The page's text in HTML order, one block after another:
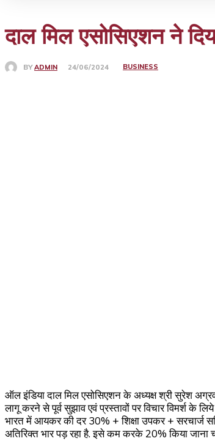
दाल मिल एसोसिएशन ने
BY ADMIN 24/06/2024 BUSINESS
ऑल इंडिया दाल मिल एसोसिएशन के अध्यक्ष श्री सुरेश
लागू करने से पूर्व सुझाव एवं प्रस्तावों पर विचार विमर्श
भारत में आयकर की दर 30% + शिक्षा उपकर + सरचार्ज
अतिरिक्त भार पड़ रहा है. इसे कम करके 20% किया जाना